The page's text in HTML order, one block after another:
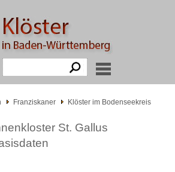
Franziskaner Klöster im Bodenseekreis
St. Gallus